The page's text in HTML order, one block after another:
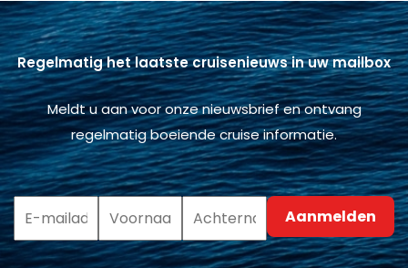
Regelmatig het laatste cruisenieuws in uw mailbox
Meldt u aan voor onze nieuwsbrief en ontvang
regelmatig boeiende cruise informatie.